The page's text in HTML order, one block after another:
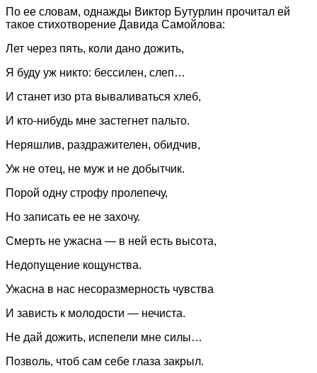
По ее словам, однажды Виктор Бутурлин прочитал ей
такое стихотворение Давида Самойлова:
Лет через пять, коли дано дожить,
Я буду уж никто: бессилен, слеп…
И станет изо рта вываливаться хлеб,
И кто-нибудь мне застегнет пальто.
Неряшлив, раздражителен, обидчив,
Уж не отец, не муж и не добытчик.
Порой одну строфу пролепечу,
Но записать ее не захочу.
Смерть не ужасна — в ней есть высота,
Недопущение кощунства.
Ужасна в нас несоразмерность чувства
И зависть к молодости — нечиста.
Не дай дожить, испепели мне силы…
Позволь, чтоб сам себе глаза закрыл.